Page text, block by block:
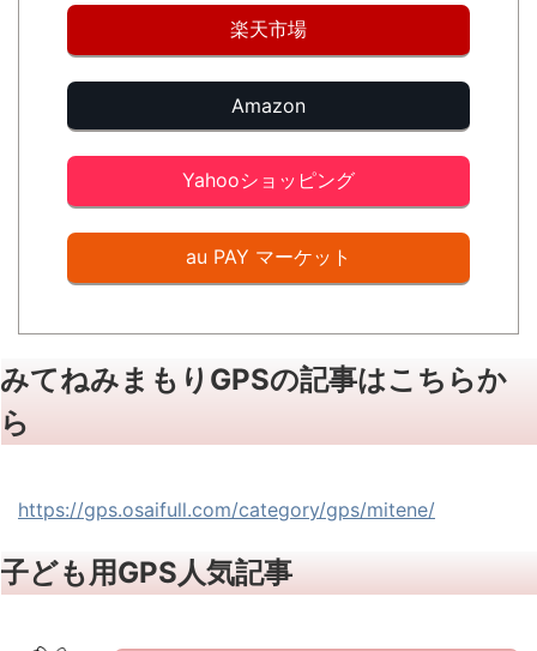
楽天市場
Amazon
Yahooショッピング
au PAY マーケット
みてねみまもりGPSの記事はこちらか
ら
https://gps.osaifull.com/category/gps/mitene/
子ども用GPS人気記事